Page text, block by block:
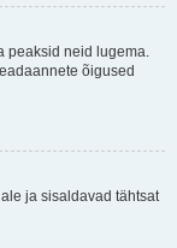
peaksid neid lugema.
õigused
ja sisaldavad tähtsat